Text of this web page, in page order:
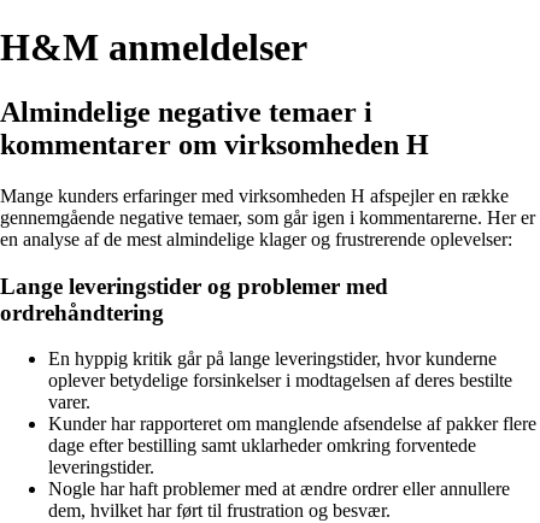
H&M anmeldelser
Almindelige negative temaer i
kommentarer om virksomheden H
Mange kunders erfaringer med virksomheden H afspejler en række
gennemgående negative temaer, som går igen i kommentarerne. Her er
en analyse af de mest almindelige klager og frustrerende oplevelser:
Lange leveringstider og problemer med
ordrehåndtering
En hyppig kritik går på lange leveringstider, hvor kunderne
oplever betydelige forsinkelser i modtagelsen af deres bestilte
varer.
Kunder har rapporteret om manglende afsendelse af pakker flere
dage efter bestilling samt uklarheder omkring forventede
leveringstider.
Nogle har haft problemer med at ændre ordrer eller annullere
dem, hvilket har ført til frustration og besvær.